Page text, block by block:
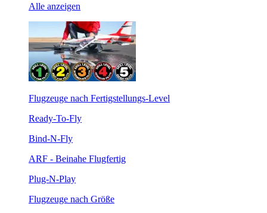
Alle anzeigen
Flugzeuge nach Fertigstellungs-Level
Ready-To-Fly
Bind-N-Fly
ARF - Beinahe Flugfertig
Plug-N-Play
Flugzeuge nach Größe